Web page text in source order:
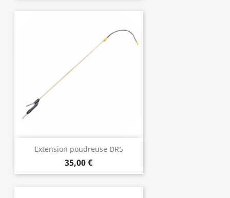
Extension poudreuse DR5
35,00 €